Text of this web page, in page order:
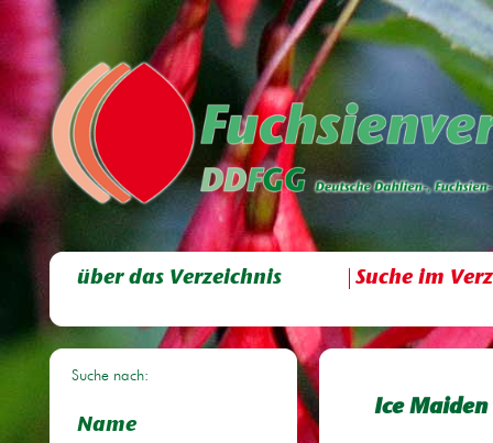
über das Verzeichnis Suche im
Suche nach:
Name
Ice Maiden